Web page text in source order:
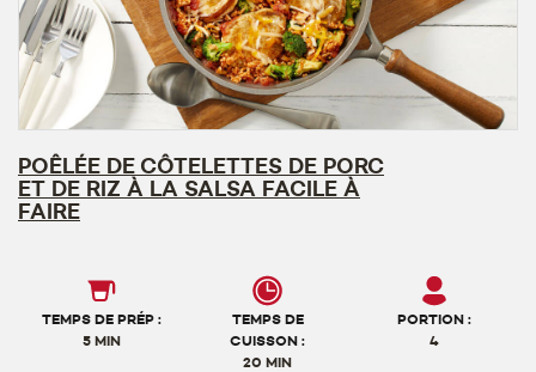
POÊLÉE DE CÔTELETTES DE PORC
ET DE RIZ À LA SALSA FACILE À
FAIRE
TEMPS DE PRÉP :
5 MIN
TEMPS DE
CUISSON :
20 MIN
PORTION :
4